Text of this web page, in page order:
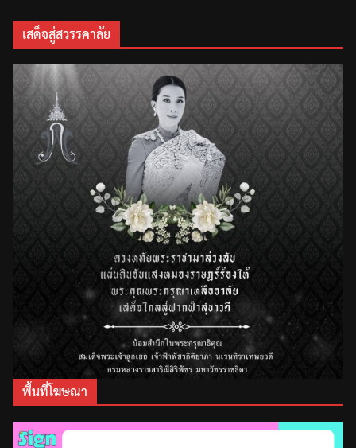
เสด็จสู่สวรรคาลัย
พื้นที่โฆษณา